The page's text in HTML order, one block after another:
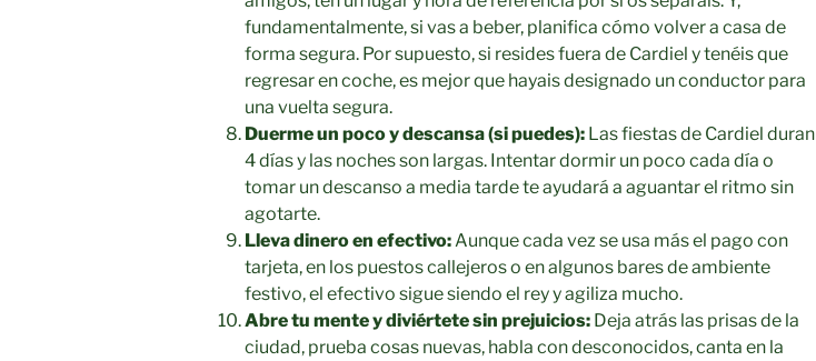
fundamentalmente, si vas a beber, planifica cómo volver a casa de
forma segura. Por supuesto, si resides fuera de Cardiel y tenéis que
regresar en coche, es mejor que hayais designado un conductor para
una vuelta segura.
Duerme un poco y descansa (si puedes): Las fiestas de Cardiel duran
4 días y las noches son largas. Intentar dormir un poco cada día o
tomar un descanso a media tarde te ayudará a aguantar el ritmo sin
agotarte.
Lleva dinero en efectivo: Aunque cada vez se usa más el pago con
tarjeta, en los puestos callejeros o en algunos bares de ambiente
festivo, el efectivo sigue siendo el rey y agiliza mucho.
Abre tu mente y diviértete sin prejuicios: Deja atrás las prisas de la
ciudad, prueba cosas nuevas, habla con desconocidos, canta en la